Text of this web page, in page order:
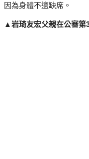
因為身體不適缺席。
▲岩琦友宏父親在公審第